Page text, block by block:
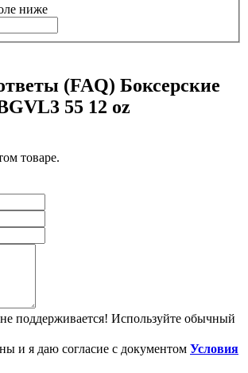
ниже
(FAQ) Боксерские
55 12 oz
товаре.
поддерживается! Используйте обычный
и я даю согласие с документом Условия